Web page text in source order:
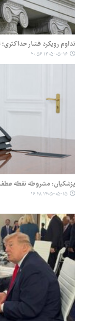
تداوم رویکرد فشار
۱۴۰۵-۰۵-۱۶ ۲۰:۵۶
پزشکیان: مشروطه نقطه عطف
۱۴۰۵-۰۵-۱۵ ۱۶:۲۸